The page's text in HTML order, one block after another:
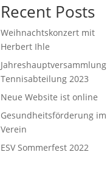
Recent Posts
Weihnachtskonzert mit
Herbert Ihle
Jahreshauptversammlung
Tennisabteilung 2023
Neue Website ist online
Gesundheitsförderung im
Verein
ESV Sommerfest 2022